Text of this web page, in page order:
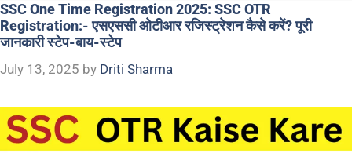
SSC One Time Registration 2025: SSC OTR
Registration:- एसएससी ओटीआर रजिस्ट्रेशन कैसे करें? पूरी
जानकारी स्टेप-बाय-स्टेप
July 13, 2025 by Driti Sharma